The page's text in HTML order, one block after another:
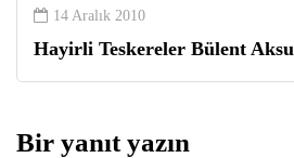
14 Aralık 2010
Hayirli Teskereler Bülent Aksu
Bir yanıt yazın